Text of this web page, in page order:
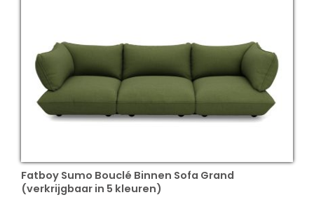
Fatboy Sumo Bouclé Binnen Sofa Grand
(verkrijgbaar in 5 kleuren)